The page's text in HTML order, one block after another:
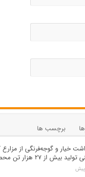
برچسب ها
خیار و گوجه‌فرنگی از
بیش از ۲۷ هزار تن محصول